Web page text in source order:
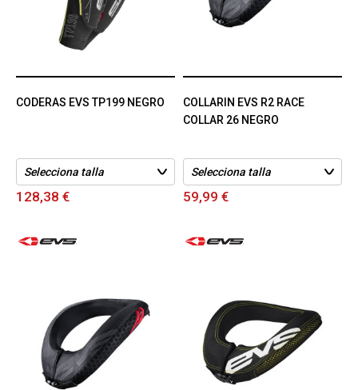
CODERAS EVS TP199 NEGRO
128,38 €
COLLARIN EVS R2 RACE
COLLAR 26 NEGRO
59,99 €